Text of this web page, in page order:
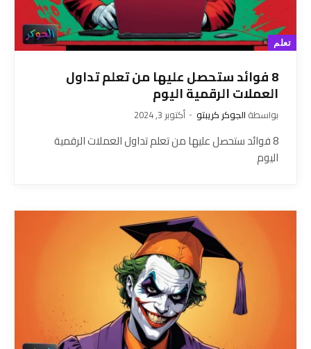
تعلم
8 فوائد ستحصل عليها من تعلم تداول
العملات الرقمية اليوم
بواسطة الجوكر كريبتو أكتوبر 3, 2024
8 فوائد ستحصل عليها من تعلم تداول العملات الرقمية
اليوم